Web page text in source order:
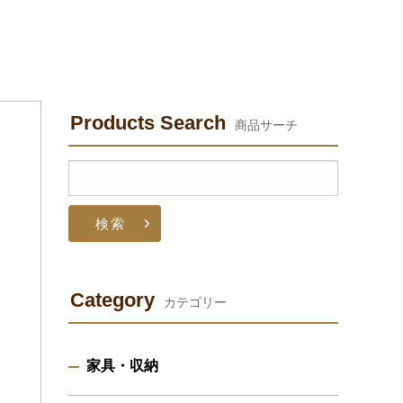
Products Search 商品サーチ
Category カテゴリー
家具・収納